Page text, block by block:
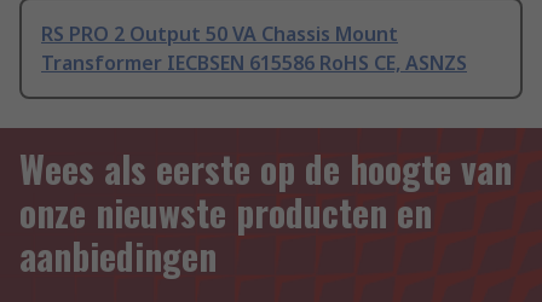
RS PRO 2 Output 50 VA Chassis Mount
Transformer IECBSEN 615586 RoHS CE, ASNZS
Wees als eerste op de hoogte van
onze nieuwste producten en
aanbiedingen